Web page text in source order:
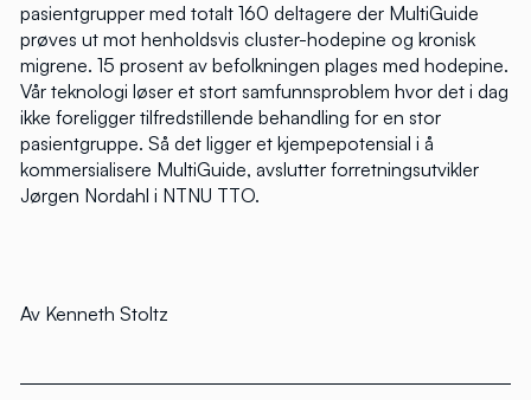
pasientgrupper med totalt 160 deltagere der MultiGuide
prøves ut mot henholdsvis cluster-hodepine og kronisk
migrene. 15 prosent av befolkningen plages med hodepine.
Vår teknologi løser et stort samfunnsproblem hvor det i dag
ikke foreligger tilfredstillende behandling for en stor
pasientgruppe. Så det ligger et kjempepotensial i å
kommersialisere MultiGuide, avslutter forretningsutvikler
Jørgen Nordahl i NTNU TTO.
Av Kenneth Stoltz